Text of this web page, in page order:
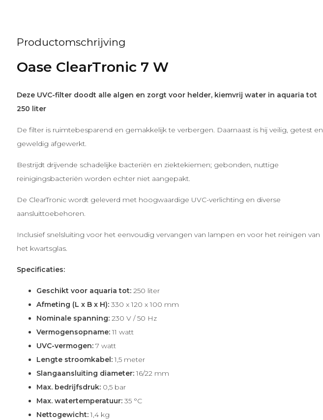
Productomschrijving
Oase ClearTronic 7 W
Deze UVC-filter doodt alle algen en zorgt voor helder, kiemvrij water in aquaria tot
250 liter
De filter is ruimtebesparend en gemakkelijk te verbergen. Daarnaast is hij veilig, getest en
geweldig afgewerkt.
Bestrijdt drijvende schadelijke bacteriën en ziektekiemen; gebonden, nuttige
reinigingsbacteriën worden echter niet aangepakt.
De ClearTronic wordt geleverd met hoogwaardige UVC-verlichting en diverse
aansluittoebehoren.
Inclusief snelsluiting voor het eenvoudig vervangen van lampen en voor het reinigen van
het kwartsglas.
Specificaties:
Geschikt voor aquaria tot:250 liter
Afmeting (L x B x H):330 x 120 x 100 mm
Nominale spanning:230 V / 50 Hz
Vermogensopname:11 watt
UVC-vermogen:7 watt
Lengte stroomkabel:1,5 meter
Slangaansluiting diameter:16/22 mm
Max. bedrijfsdruk:0,5 bar
Max. watertemperatuur: 35 °C
Nettogewicht:1,4 kg